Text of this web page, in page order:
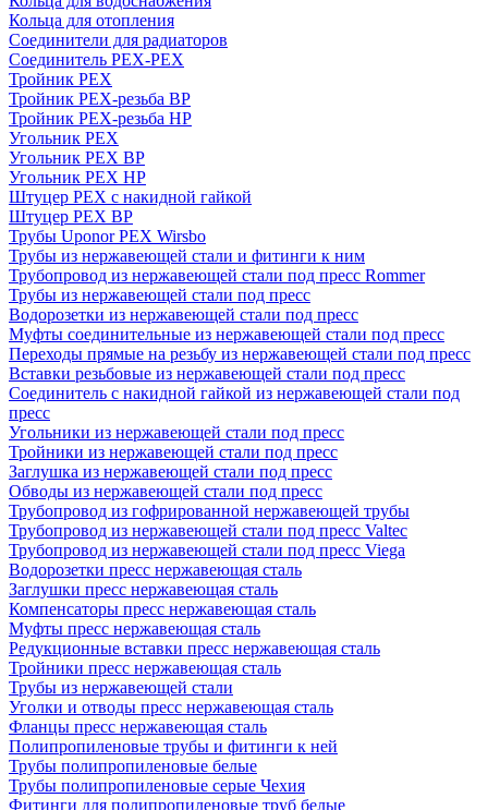
Кольца для отопления
Соединители для радиаторов
Соединитель PEX-PEX
Тройник PEX
Тройник PEX-резьба ВР
Тройник PEX-резьба НР
Угольник PEX
Угольник PEX ВР
Угольник PEX НР
Штуцер PEX c накидной гайкой
Штуцер PEX ВР
Трубы Uponor PEX Wirsbo
Трубы из нержавеющей стали и фитинги к ним
Трубопровод из нержавеющей стали под пресс Rommer
Трубы из нержавеющей стали под пресс
Водорозетки из нержавеющей стали под пресс
Муфты соединительные из нержавеющей стали под пресс
Переходы прямые на резьбу из нержавеющей стали под пресс
Вставки резьбовые из нержавеющей стали под пресс
Соединитель с накидной гайкой из нержавеющей стали под
пресс
Угольники из нержавеющей стали под пресс
Тройники из нержавеющей стали под пресс
Заглушка из нержавеющей стали под пресс
Обводы из нержавеющей стали под пресс
Трубопровод из гофрированной нержавеющей трубы
Трубопровод из нержавеющей стали под пресс Valtec
Трубопровод из нержавеющей стали под пресс Viega
Водорозетки пресс нержавеющая сталь
Заглушки пресс нержавеющая сталь
Компенсаторы пресс нержавеющая сталь
Муфты пресс нержавеющая сталь
Редукционные вставки пресс нержавеющая сталь
Тройники пресс нержавеющая сталь
Трубы из нержавеющей стали
Уголки и отводы пресс нержавеющая сталь
Фланцы пресс нержавеющая сталь
Полипропиленовые трубы и фитинги к ней
Трубы полипропиленовые белые
Трубы полипропиленовые серые Чехия
Фитинги для полипропиленовые труб белые